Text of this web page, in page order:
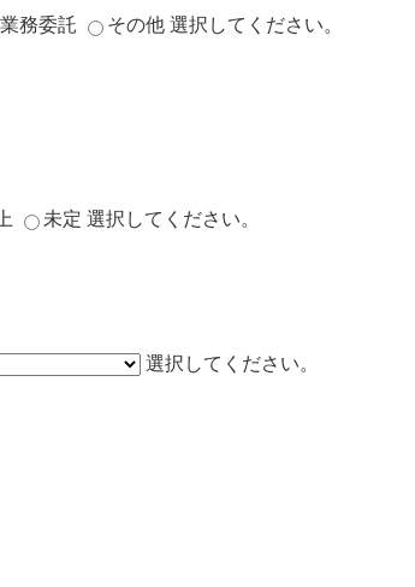
業務委託 その他 選択してください。
未定 選択してください。
選択してください。